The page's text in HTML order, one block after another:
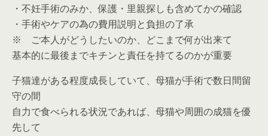
・不妊手術のみか、保護・里親探しも含めてかの確認
・手術やケアの為の費用説明と負担の了承
※ ご本人がどうしたいのか、どこまで何が出来て
基本的に最後までキチンと責任を持てるのかが重要
子猫達がある程度成長していて、母猫が手術で数日間留
守の間
自力で食べられる状況であれば、母猫や周囲の成猫を優
先して